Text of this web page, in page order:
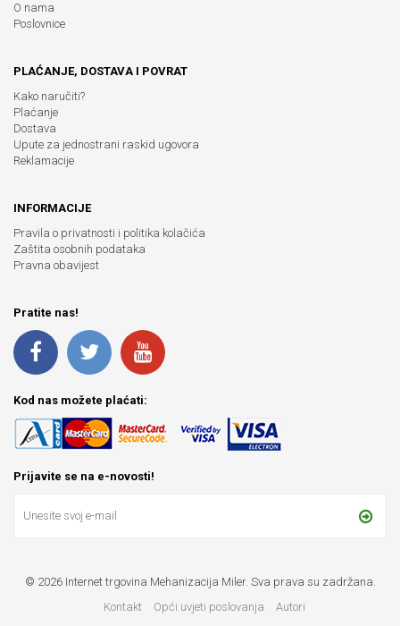
O nama
Poslovnice
PLAĆANJE, DOSTAVA I POVRAT
Kako naručiti?
Plaćanje
Dostava
Upute za jednostrani raskid ugovora
Reklamacije
INFORMACIJE
Pravila o privatnosti i politika kolačića
Zaštita osobnih podataka
Pravna obavijest
Pratite nas!
Kod nas možete plaćati:
Prijavite se na e-novosti!
© 2026 Internet trgovina Mehanizacija Miler. Sva prava su zadržana.
Kontakt
Opći uvjeti poslovanja Autori